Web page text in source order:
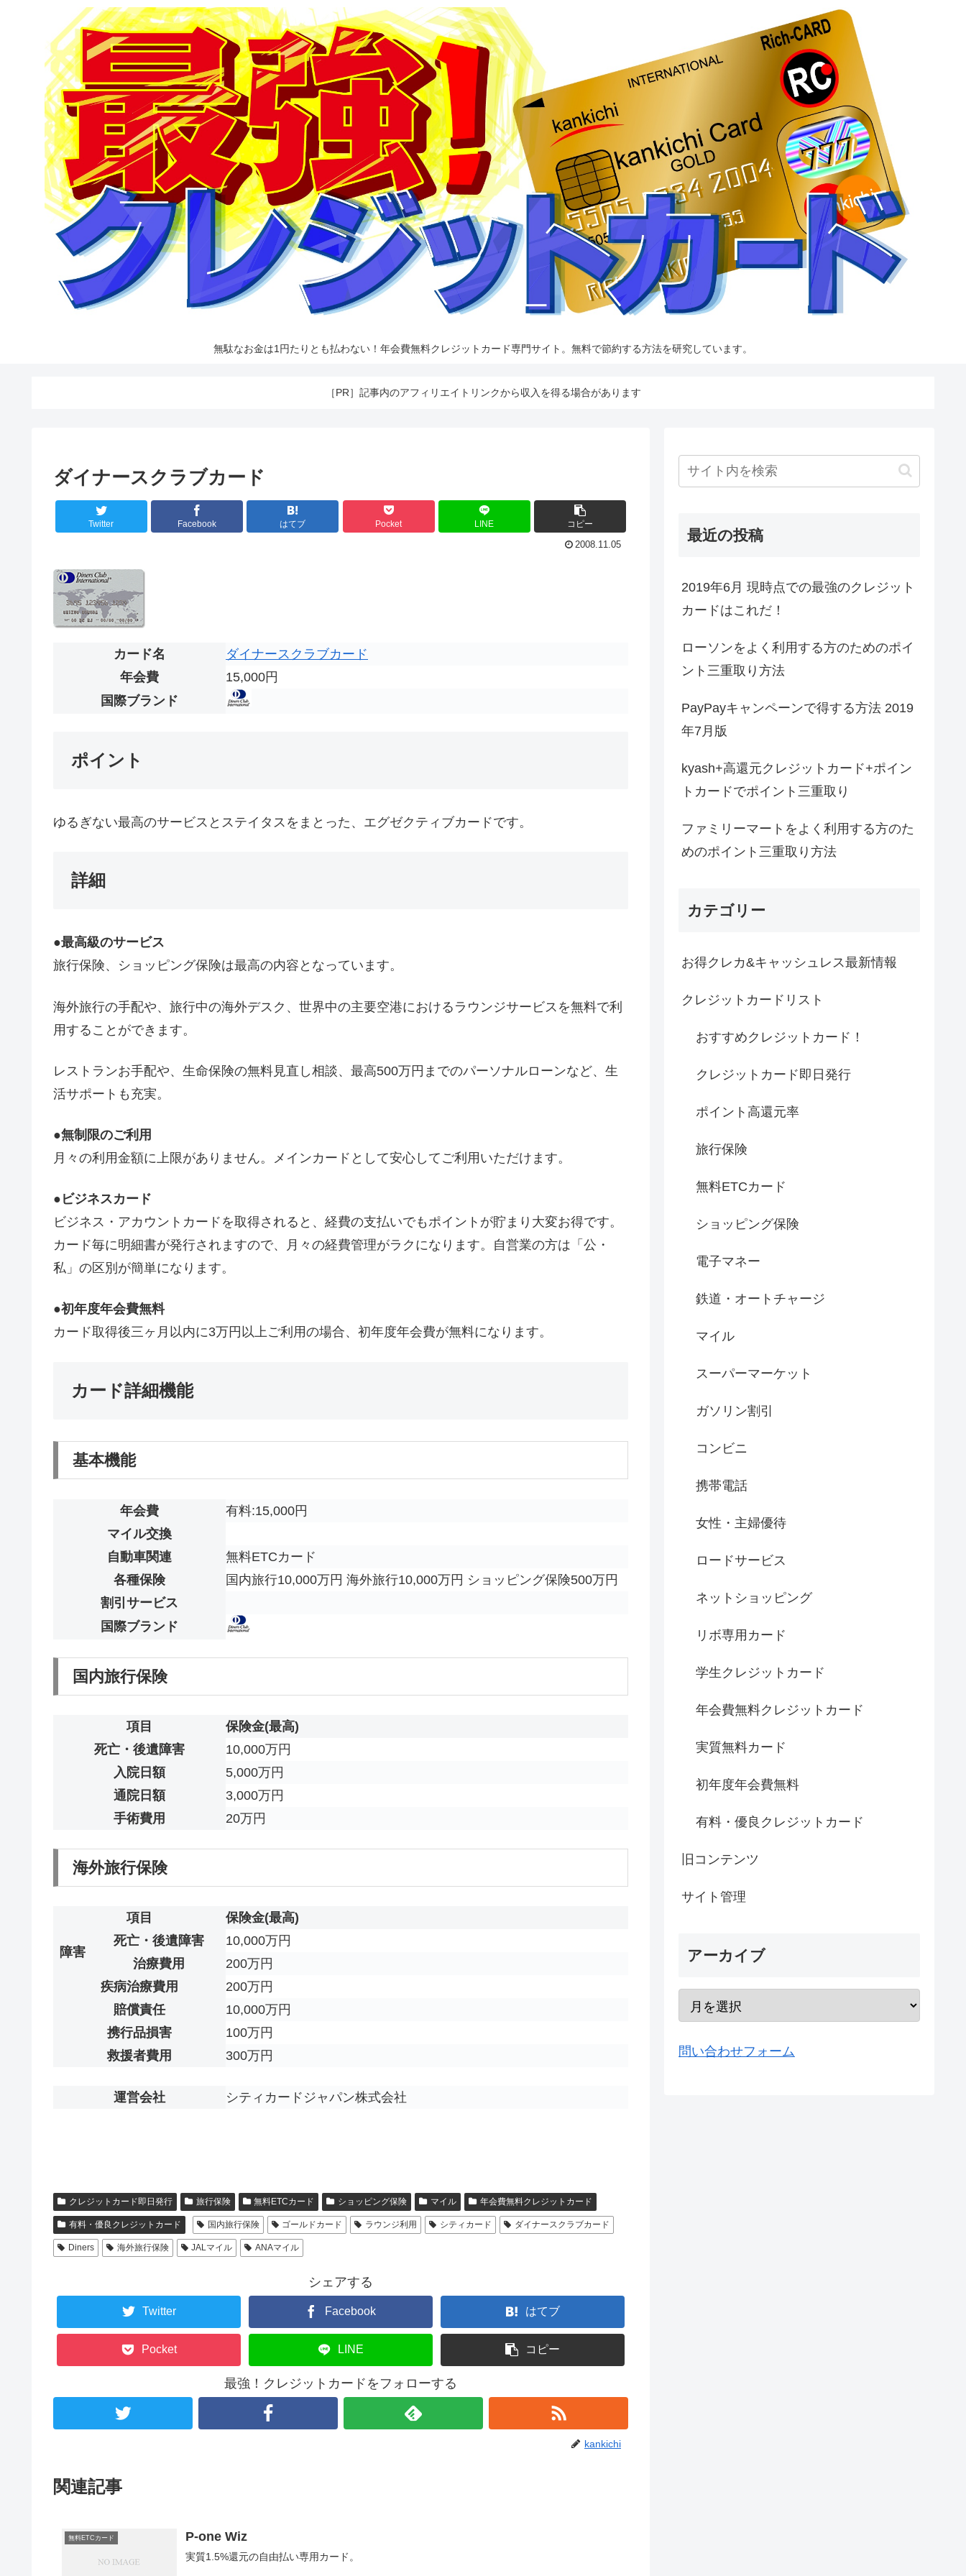
無駄なお金は1円たりとも払わない！年会費無料クレジットカード専門サイト。無料で節約する方法を研究しています。
［PR］記事内のアフィリエイトリンクから収入を得る場合があります
ダイナースクラブカード
Twitter Facebook はてブ Pocket LINE コピー
2008.11.05
カード名
ダイナースクラブカード
年会費
15,000円
国際ブランド
ポイント
ゆるぎない最高のサービスとステイタスをまとった、エグゼクティブカードです。
詳細
●最高級のサービス
旅行保険、ショッピング保険は最高の内容となっています。
海外旅行の手配や、旅行中の海外デスク、世界中の主要空港におけるラウンジサービスを無料で利
用することができます。
レストランお手配や、生命保険の無料見直し相談、最高500万円までのパーソナルローンなど、生
活サポートも充実。
●無制限のご利用
月々の利用金額に上限がありません。メインカードとして安心してご利用いただけます。
●ビジネスカード
ビジネス・アカウントカードを取得されると、経費の支払いでもポイントが貯まり大変お得です。
カード毎に明細書が発行されますので、月々の経費管理がラクになります。自営業の方は「公・
私」の区別が簡単になります。
●初年度年会費無料
カード取得後三ヶ月以内に3万円以上ご利用の場合、初年度年会費が無料になります。
カード詳細機能
基本機能
年会費
有料:15,000円
マイル交換
自動車関連
無料ETCカード
各種保険
国内旅行10,000万円 海外旅行10,000万円 ショッピング保険500万円
割引サービス
国際ブランド
国内旅行保険
項目
保険金(最高)
死亡・後遺障害
10,000万円
入院日額
5,000万円
通院日額
3,000万円
手術費用
20万円
海外旅行保険
項目 保険金(最高)
障害
死亡・後遺障害
10,000万円
治療費用
200万円
疾病治療費用
200万円
賠償責任
10,000万円
携行品損害
100万円
救援者費用
300万円
運営会社 シティカードジャパン株式会社
クレジットカード即日発行 旅行保険 無料ETCカード ショッピング保険 マイル 年会費無料クレジットカード
有料・優良クレジットカード 国内旅行保険 ゴールドカード ラウンジ利用 シティカード ダイナースクラブカード
Diners 海外旅行保険 JALマイル ANAマイル
シェアする
Twitter Facebook はてブ
Pocket LINE コピー
最強！クレジットカードをフォローする
kankichi
関連記事
無料ETCカード P-one Wiz
実質1.5%還元の自由払い専用カード。
最近の投稿
2019年6月 現時点での最強のクレジット
カードはこれだ！
ローソンをよく利用する方のためのポイ
ント三重取り方法
PayPayキャンペーンで得する方法 2019
年7月版
kyash+高還元クレジットカード+ポイン
トカードでポイント三重取り
ファミリーマートをよく利用する方のた
めのポイント三重取り方法
カテゴリー
お得クレカ&キャッシュレス最新情報
クレジットカードリスト
おすすめクレジットカード！
クレジットカード即日発行
ポイント高還元率
旅行保険
無料ETCカード
ショッピング保険
電子マネー
鉄道・オートチャージ
マイル
スーパーマーケット
ガソリン割引
コンビニ
携帯電話
女性・主婦優待
ロードサービス
ネットショッピング
リボ専用カード
学生クレジットカード
年会費無料クレジットカード
実質無料カード
初年度年会費無料
有料・優良クレジットカード
旧コンテンツ
サイト管理
アーカイブ
問い合わせフォーム